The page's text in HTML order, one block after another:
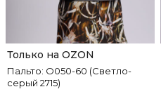
Пальто: О050-60 (Светло-
серый 2715)
Только на OZON